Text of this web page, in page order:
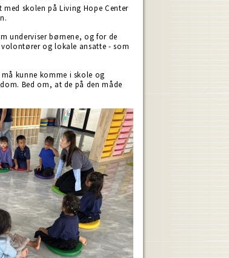
skolen på Living Hope Center
underviser børnene, og for de
og lokale ansatte - som
kunne komme i skole og
Bed om, at de på den måde